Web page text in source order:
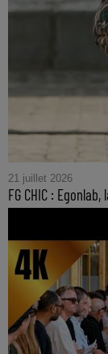
21 juillet 2026
FG CHIC :